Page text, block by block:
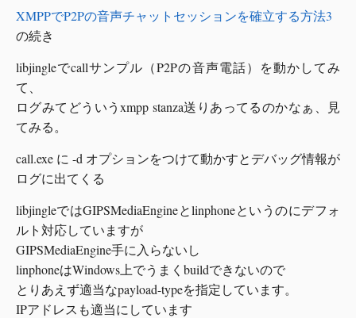
XMPPでP2Pの音声チャットセッションを確立する方法3
の続き
libjingleでcallサンプル（P2Pの音声電話）を動かしてみ
て、
ログみてどういうxmpp stanza送りあってるのかなぁ、見
てみる。
call.exe に -d オプションをつけて動かすとデバッグ情報が
ログに出てくる
libjingleではGIPSMediaEngineとlinphoneというのにデフォ
ルト対応していますが
GIPSMediaEngine手に入らないし
linphoneはWindows上でうまくbuildできないので
とりあえず適当なpayload-typeを指定しています。
IPアドレスも適当にしています